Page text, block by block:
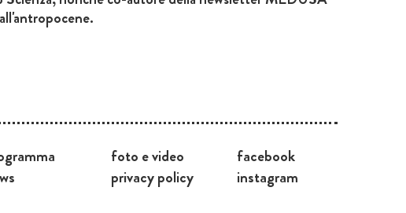
foto e video
privacy policy
facebook
instagram